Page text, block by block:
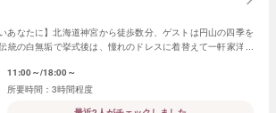
あなたに】北海道神宮から徒歩数分、ゲストは円山の四季を
統の白無垢で挙式後は、憧れのドレスに着替えて一軒家洋館
11:00～ 18:00～
3時間程度